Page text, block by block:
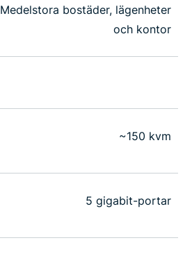
Medelstora bostäder, lägenheter
och kontor
~150 kvm
5 gigabit-portar